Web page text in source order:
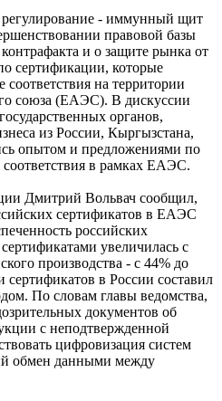
регулирование - иммунный щит
правовой базы
и о защите рынка от
сертификации, которые
на территории
союза (ЕАЭС). В дискуссии
органов,
из России, Кыргызстана,
опытом и предложениями по
в рамках ЕАЭС.
Дмитрий Вольвач сообщил,
сертификатов в ЕАЭС
российских
увеличилась с
производства - с 44% до
в России составил
По словам главы ведомства,
документов об
с неподтвержденной
цифровизация систем
обмен данными между